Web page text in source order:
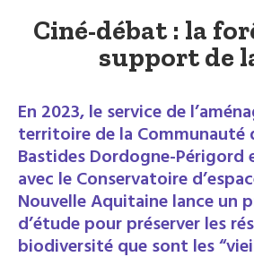
Ciné-débat : la
support de
En 2023, le service de
territoire de la Communauté
Bastides Dordogne-Périgord
avec le Conservatoire
Nouvelle Aquitaine lance un
d’étude pour préserver les
biodiversité que sont les